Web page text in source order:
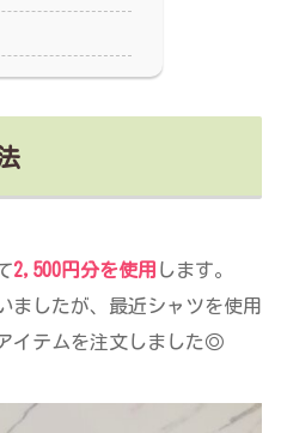
2,500円分を使用 します。
ましたが、最近シャツを使用
イテムを注文しました◎